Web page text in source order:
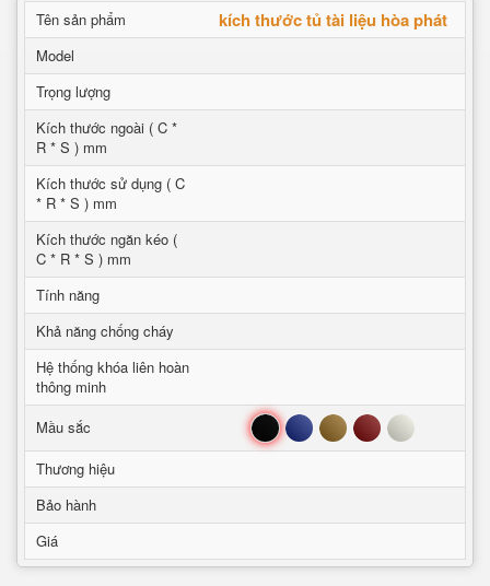
Tên sản phẩm kích thước tủ tài liệu hòa phát
Model
Trọng lượng
Kích thước ngoài ( C *
R * S ) mm
Kích thước sử dụng ( C
* R * S ) mm
Kích thước ngăn kéo (
C * R * S ) mm
Tính năng
Khả năng chống cháy
Hệ thống khóa liên hoàn
thông minh
Mầu sắc
Đen Xanh Nâu Đỏ Trắng
Thương hiệu
Bảo hành
Giá